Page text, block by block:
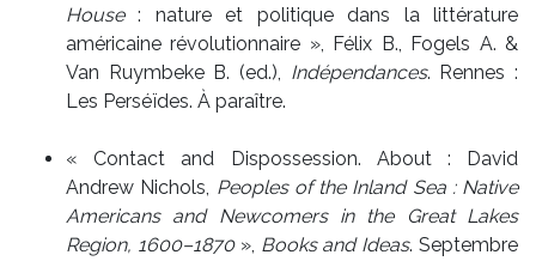
House: nature et politique dans la littérature
américaine révolutionnaire », Félix B., Fogels A. &
Van Ruymbeke B. (ed.), Indépendances. Rennes :
Les Perséïdes. À paraître.
« Contact and Dispossession. About : David
Andrew Nichols, Peoples of the Inland Sea : Native
Americans and Newcomers in the Great Lakes
Region, 1600–1870», Books and Ideas. Septembre